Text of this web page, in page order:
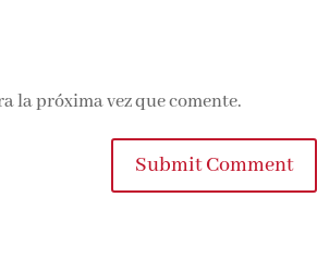
la próxima vez que comente.
Submit Comment